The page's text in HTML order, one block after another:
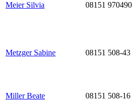
Meier Silvia 08151 970490
Metzger Sabine 08151 508-43
Miller Beate 08151 508-16